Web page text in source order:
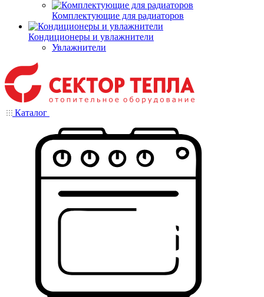
Комплектующие для радиаторов
Кондиционеры и увлажнители
Увлажнители
Каталог